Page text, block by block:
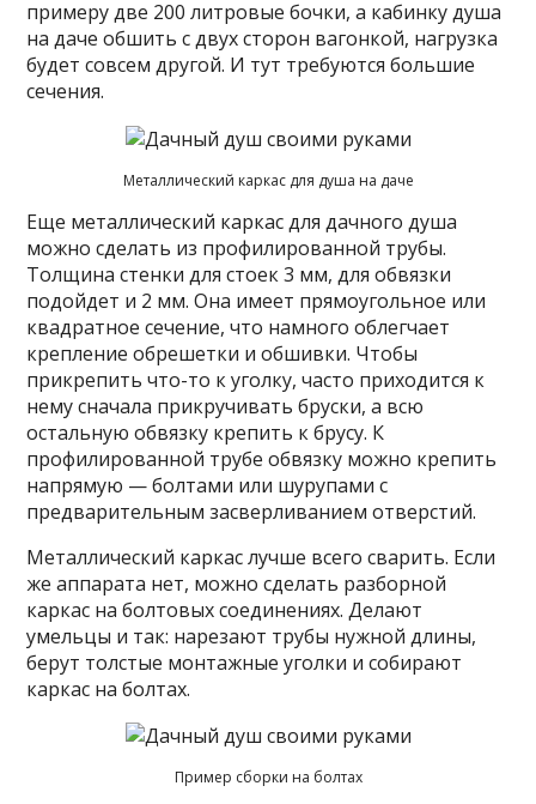
примеру две 200 литровые бочки, а кабинку душа
на даче обшить с двух сторон вагонкой, нагрузка
будет совсем другой. И тут требуются большие
сечения.
Металлический каркас для душа на даче
Еще металлический каркас для дачного душа
можно сделать из профилированной трубы.
Толщина стенки для стоек 3 мм, для обвязки
подойдет и 2 мм. Она имеет прямоугольное или
квадратное сечение, что намного облегчает
крепление обрешетки и обшивки. Чтобы
прикрепить что-то к уголку, часто приходится к
нему сначала прикручивать бруски, а всю
остальную обвязку крепить к брусу. К
профилированной трубе обвязку можно крепить
напрямую — болтами или шурупами с
предварительным засверливанием отверстий.
Металлический каркас лучше всего сварить. Если
же аппарата нет, можно сделать разборной
каркас на болтовых соединениях. Делают
умельцы и так: нарезают трубы нужной длины,
берут толстые монтажные уголки и собирают
каркас на болтах.
Пример сборки на болтах